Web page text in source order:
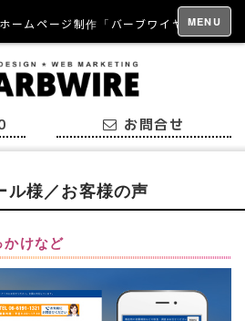
ームページ制作「バーブワイヤー」
MENU
お問合せ
ル様／お客様の声
かけなど